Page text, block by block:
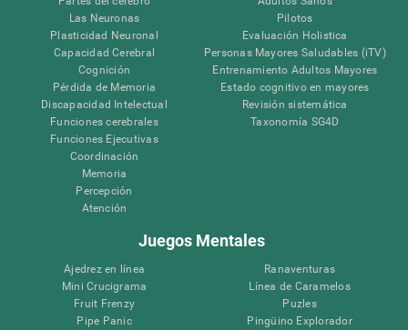
Las Neuronas
Plasticidad Neuronal
Capacidad Cerebral
Cognición
Pérdida de Memoria
Discapacidad Intelectual
Funciones cerebrales
Funciones Ejecutivas
Coordinación
Memoria
Percepción
Atención
Pilotos
Evaluación Holistica
Personas Mayores Saludables (iTV)
Entrenamiento Adultos Mayores
Estado cognitivo en mayores
Revisión sistemática
Taxonomía SG4D
Juegos Mentales
Ajedrez en línea
Mini Crucigrama
Fruit Frenzy
Pipe Panic
Ranaventuras
Línea de Caramelos
Puzles
Pingüino Explorador